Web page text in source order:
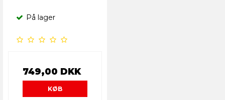
På lager
749,00 DKK
KØB